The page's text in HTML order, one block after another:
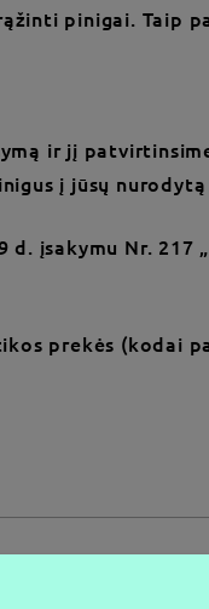
pinigai. Taip
ir jį
į jūsų
įsakymu Nr.
prekės (kodai